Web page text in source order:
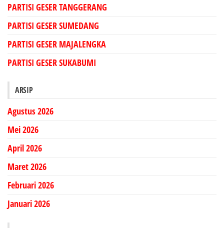
PARTISI GESER TANGGERANG
PARTISI GESER SUMEDANG
PARTISI GESER MAJALENGKA
PARTISI GESER SUKABUMI
ARSIP
Agustus 2026
Mei 2026
April 2026
Maret 2026
Februari 2026
Januari 2026